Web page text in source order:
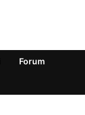
Forum